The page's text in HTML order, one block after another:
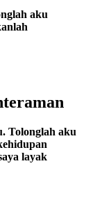
aku
Tolonglah aku
layak